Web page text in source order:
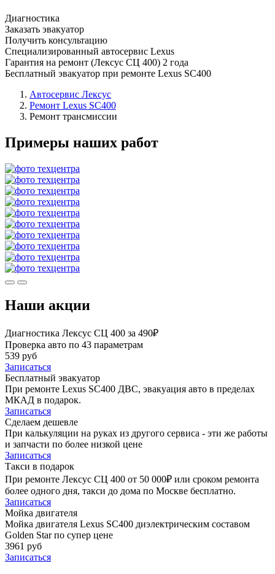
Диагностика
Заказать эвакуатор
Получить консультацию
Специализированный автосервис Lexus
Гарантия на ремонт (Лексус СЦ 400) 2 года
Бесплатный эвакуатор при ремонте Lexus SC400
Автосервис Лексус
Ремонт Lexus SC400
Ремонт трансмиссии
Примеры наших работ
Наши акции
Диагностика Лексус СЦ 400 за 490₽
Проверка авто по 43 параметрам
539 руб
Записаться
Бесплатный эвакуатор
При ремонте Lexus SC400 ДВС, эвакуация авто в пределах
МКАД в подарок.
Записаться
Сделаем дешевле
При калькуляции на руках из другого сервиса - эти же работы
и запчасти по более низкой цене
Записаться
Такси в подарок
При ремонте Лексус СЦ 400 от 50 000₽ или сроком ремонта
более одного дня, такси до дома по Москве бесплатно.
Записаться
Мойка двигателя
Мойка двигателя Lexus SC400 диэлектрическим составом
Golden Star по супер цене
3961 руб
Записаться